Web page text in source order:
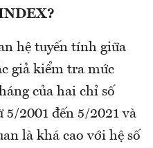
hệ tuyến tính giữa
giả kiểm tra mức
của hai chỉ số
2001 đến 5/2021 và
là khá cao với hệ số